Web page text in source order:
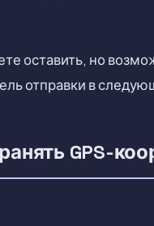
оставить, но
отправки в
GPS-